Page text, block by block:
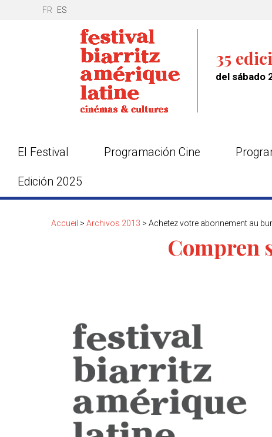
FR ES
35
del sábado
El Festival Programación Cine
Edición 2025
Accueil > Archivos 2013 > Achetez votre abonnement au
Compren